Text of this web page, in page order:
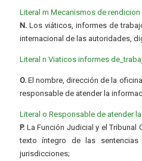
Literal m Mecanismos de
N. Los viáticos, informes de
internacional de las autoridades,
Literal n Viaticos informes
O. El nombre, dirección de la
responsable de atender la
Literal o Responsable de atender
P. La Función Judicial y el Tribunal
texto íntegro de las
jurisdicciones;